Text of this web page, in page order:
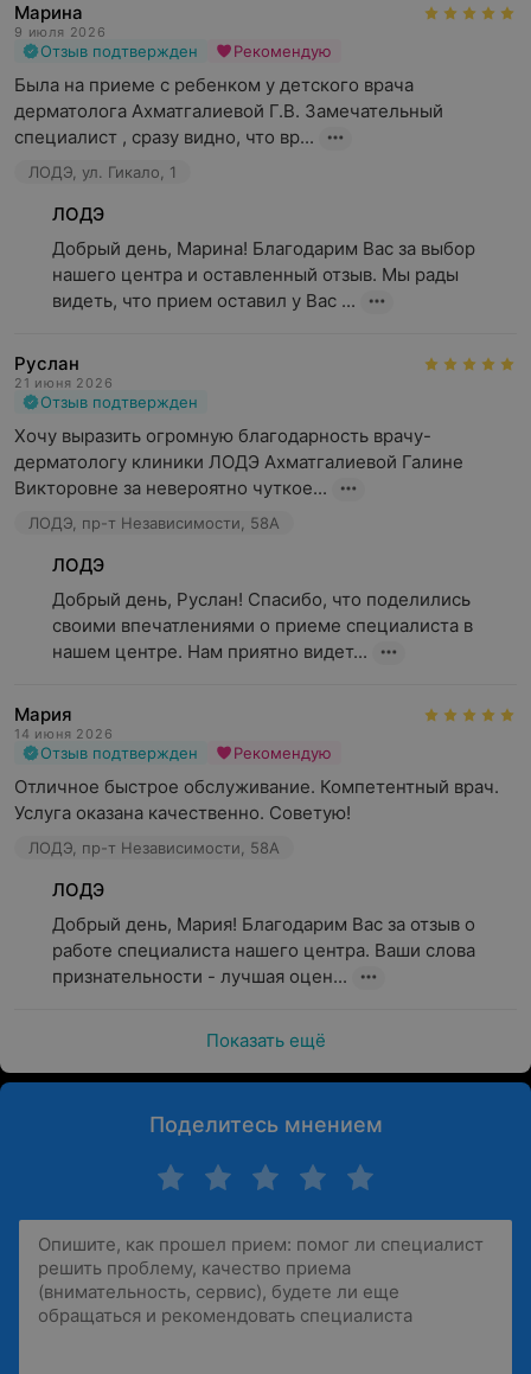
Марина
9 июля 2026
Отзыв подтвержден Рекомендую
Была на приеме с ребенком у детского врача
дерматолога Ахматгалиевой Г.В. Замечательный
специалист , сразу видно, что вр...
ЛОДЭ, ул. Гикало, 1
ЛОДЭ
Добрый день, Марина! Благодарим Вас за выбор
нашего центра и оставленный отзыв. Мы рады
видеть, что прием оставил у Вас ...
Руслан
21 июня 2026
Отзыв подтвержден
Хочу выразить огромную благодарность врачу-
дерматологу клиники ЛОДЭ Ахматгалиевой Галине
Викторовне за невероятно чуткое...
ЛОДЭ, пр-т Независимости, 58А
ЛОДЭ
Добрый день, Руслан! Спасибо, что поделились
своими впечатлениями о приеме специалиста в
нашем центре. Нам приятно видет...
Мария
14 июня 2026
Отзыв подтвержден Рекомендую
Отличное быстрое обслуживание. Компетентный врач.
Услуга оказана качественно. Советую!
ЛОДЭ, пр-т Независимости, 58А
ЛОДЭ
Добрый день, Мария! Благодарим Вас за отзыв о
работе специалиста нашего центра. Ваши слова
признательности - лучшая оцен...
Показать ещё
Поделитесь мнением